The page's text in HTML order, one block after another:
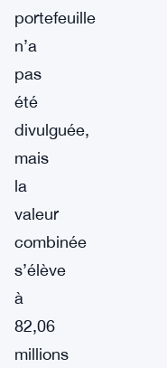
portefeuille
n’a
pas
été
divulguée,
mais
la
valeur
combinée
s’élève
à
82,06
millions